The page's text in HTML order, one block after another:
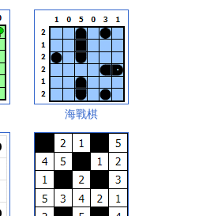
海戰棋